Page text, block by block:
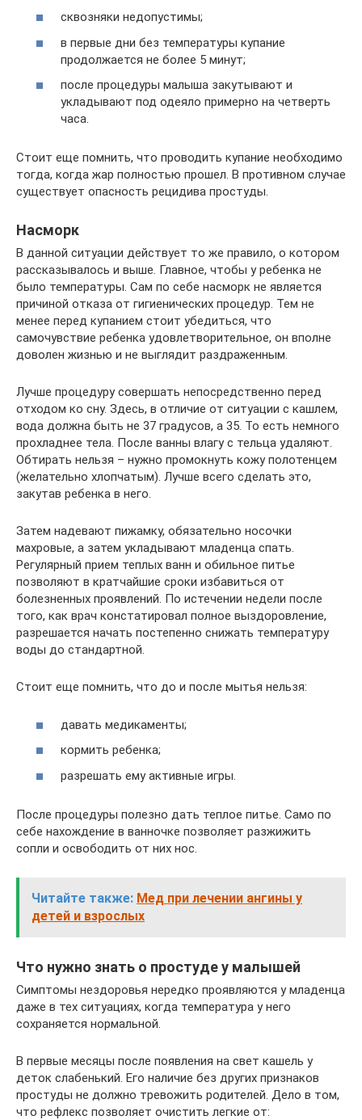
сквозняки недопустимы;
в первые дни без температуры купание
продолжается не более 5 минут;
после процедуры малыша закутывают и
укладывают под одеяло примерно на четверть
часа.
Стоит еще помнить, что проводить купание необходимо
тогда, когда жар полностью прошел. В противном случае
существует опасность рецидива простуды.
Насморк
В данной ситуации действует то же правило, о котором
рассказывалось и выше. Главное, чтобы у ребенка не
было температуры. Сам по себе насморк не является
причиной отказа от гигиенических процедур. Тем не
менее перед купанием стоит убедиться, что
самочувствие ребенка удовлетворительное, он вполне
доволен жизнью и не выглядит раздраженным.
Лучше процедуру совершать непосредственно перед
отходом ко сну. Здесь, в отличие от ситуации с кашлем,
вода должна быть не 37 градусов, а 35. То есть немного
прохладнее тела. После ванны влагу с тельца удаляют.
Обтирать нельзя – нужно промокнуть кожу полотенцем
(желательно хлопчатым). Лучше всего сделать это,
закутав ребенка в него.
Затем надевают пижамку, обязательно носочки
махровые, а затем укладывают младенца спать.
Регулярный прием теплых ванн и обильное питье
позволяют в кратчайшие сроки избавиться от
болезненных проявлений. По истечении недели после
того, как врач констатировал полное выздоровление,
разрешается начать постепенно снижать температуру
воды до стандартной.
Стоит еще помнить, что до и после мытья нельзя:
давать медикаменты;
кормить ребенка;
разрешать ему активные игры.
После процедуры полезно дать теплое питье. Само по
себе нахождение в ванночке позволяет разжижить
сопли и освободить от них нос.
Читайте также: Мед при лечении ангины у
детей и взрослых
Что нужно знать о простуде у малышей
Симптомы нездоровья нередко проявляются у младенца
даже в тех ситуациях, когда температура у него
сохраняется нормальной.
В первые месяцы после появления на свет кашель у
деток слабенький. Его наличие без других признаков
простуды не должно тревожить родителей. Дело в том,
что рефлекс позволяет очистить легкие от: